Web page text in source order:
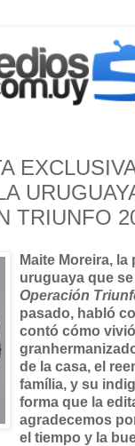
TRIUNFO
Maite Moreira,
uruguaya que
Operación
pasado, habló
contó cómo
de la casa, el
família, y su
forma que la
agradecemos
el tiempo y la